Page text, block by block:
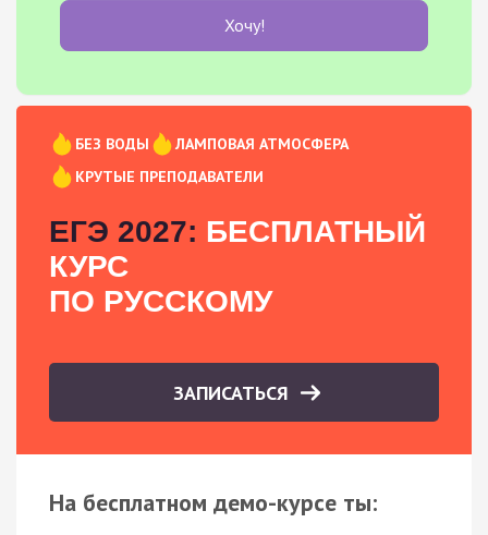
Хочу!
БЕЗ ВОДЫ
ЛАМПОВАЯ АТМОСФЕРА
КРУТЫЕ ПРЕПОДАВАТЕЛИ
ЕГЭ 2027: БЕСПЛАТНЫЙ
КУРС
ПО РУССКОМУ
ЗАПИСАТЬСЯ
На бесплатном демо-курсе ты: